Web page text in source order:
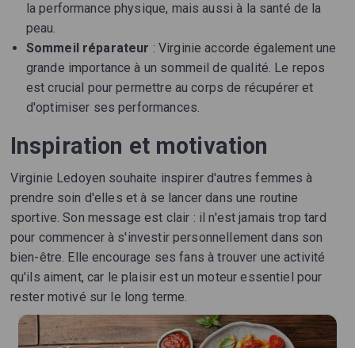
la performance physique, mais aussi à la santé de la
peau.
Sommeil réparateur : Virginie accorde également une
grande importance à un sommeil de qualité. Le repos
est crucial pour permettre au corps de récupérer et
d'optimiser ses performances.
Inspiration et motivation
Virginie Ledoyen souhaite inspirer d'autres femmes à
prendre soin d'elles et à se lancer dans une routine
sportive. Son message est clair : il n'est jamais trop tard
pour commencer à s'investir personnellement dans son
bien-être. Elle encourage ses fans à trouver une activité
qu'ils aiment, car le plaisir est un moteur essentiel pour
rester motivé sur le long terme.